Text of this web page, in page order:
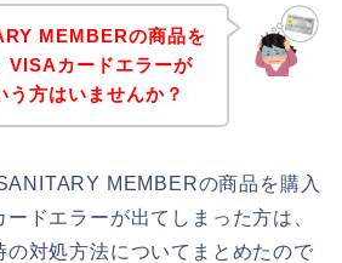
MEMBERの商品を
VISAカードエラーが
う方はいませんか？
MEMBERの商品を購入
ドエラーが出てしまった方は、
対処方法についてまとめたので